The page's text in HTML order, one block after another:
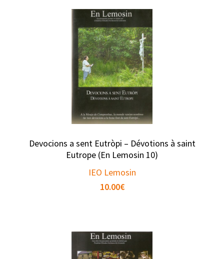
Devocions a sent Eutròpi – Dévotions à saint
Eutrope (En Lemosin 10)
IEO Lemosin
10.00€